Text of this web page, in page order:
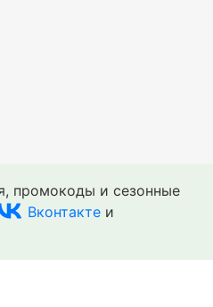
промокоды и сезонные
Вконтакте и